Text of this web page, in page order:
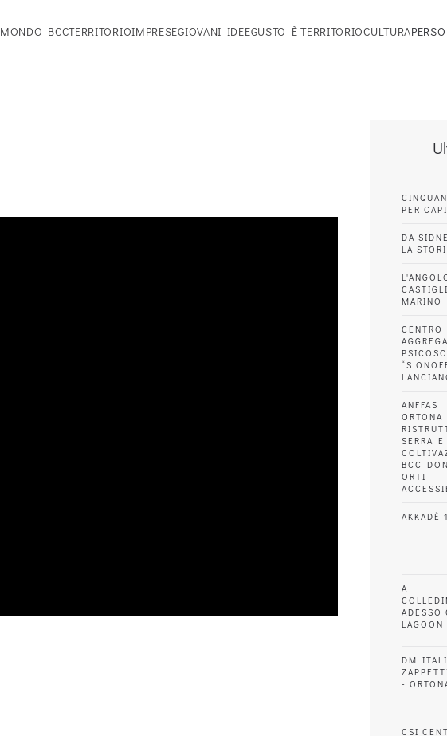
MONDO BCCTERRITORIOIMPRESEGIOVANI IDEEGUSTO È TERRITORIOCULTURA
PER
DA
LA
MARINO
CENTRO
ANFFAS
ORTONA
SERRA
BCC
ORTI
AKKADÈ
A
ADESSO
LAGOON
DM
-
CSI